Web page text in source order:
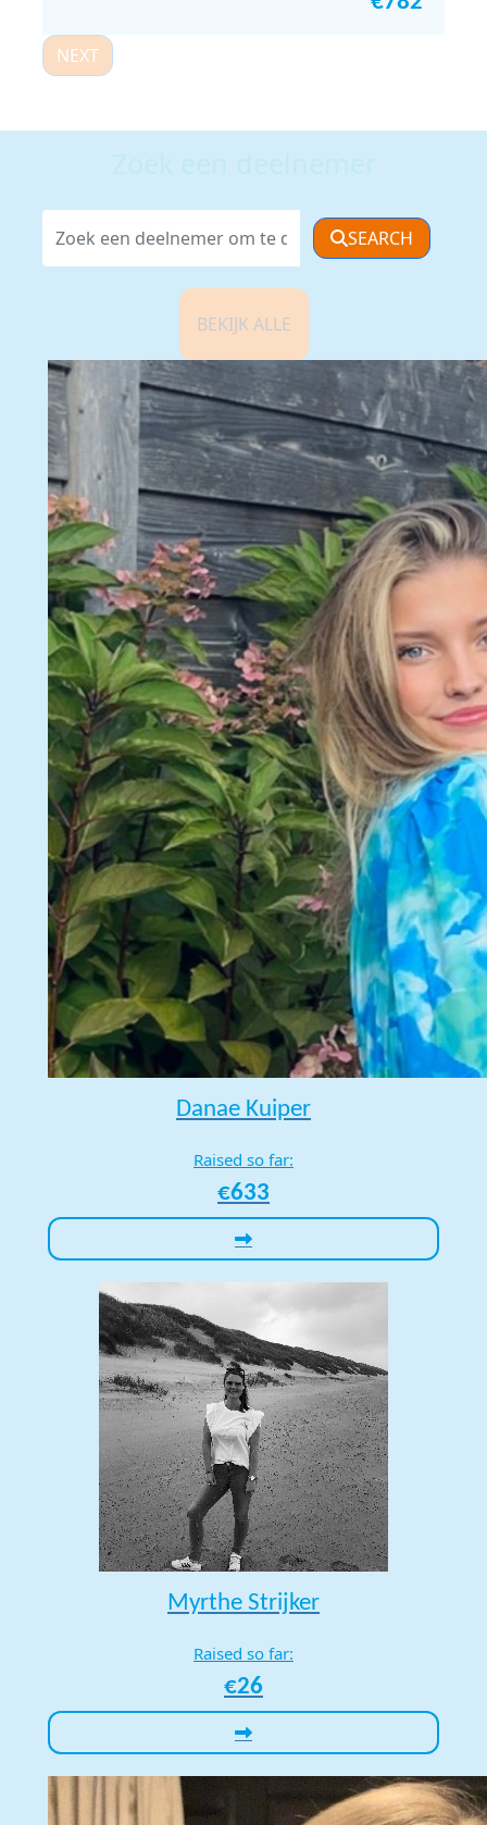
NEXT
SEARCH
BEKIJK ALLE
Danae Kuiper
Raised so far:
€633
Myrthe Strijker
Raised so far:
€26